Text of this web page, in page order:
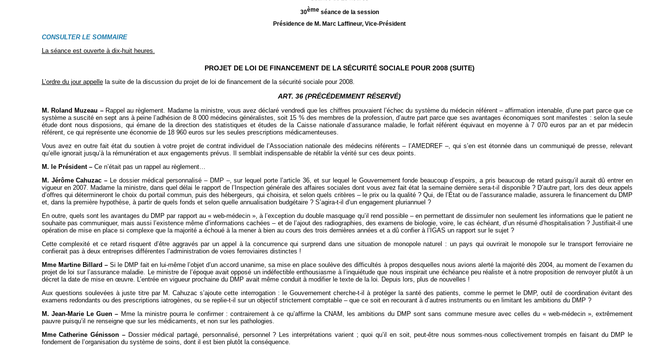
30èmeséance de la session
Présidence de M. Marc Laffineur, Vice-Président
CONSULTER LE SOMMAIRE
La séance est ouverte à dix-huit heures.
PROJET DE LOI DE FINANCEMENT DE LA SÉCURITÉ SOCIALE POUR 2008 (SUITE)
L’ordre du jour appellela suite de la discussion du projet de loi de financement de la sécurité sociale pour 2008.
ART. 36 (PRÉCÉDEMMENT RÉSERVÉ)
M. Roland Muzeau –Rappel au règlement. Madame la ministre, vous avez déclaré vendredi que les chiffres prouvaient l’échec du système du médecin référent – affirmation intenable, d’une part parce que ce
système a suscité en sept ans à peine l’adhésion de 8 000 médecins généralistes, soit 15 % des membres de la profession, d’autre part parce que ses avantages économiques sont manifestes : selon la seule
étude dont nous disposions, qui émane de la direction des statistiques et études de la Caisse nationale d’assurance maladie, le forfait référent équivaut en moyenne à 7 070 euros par an et par médecin
référent, ce qui représente une économie de 18 960 euros sur les seules prescriptions médicamenteuses.
Vous avez en outre fait état du soutien à votre projet de contrat individuel de l’Association nationale des médecins référents – l’AMEDREF –, qui s’en est étonnée dans un communiqué de presse, relevant
qu’elle ignorait jusqu’à la rémunération et aux engagements prévus. Il semblait indispensable de rétablir la vérité sur ces deux points.
M. le Président –Ce n’était pas un rappel au règlement…
M. Jérôme Cahuzac – Le dossier médical personnalisé – DMP –, sur lequel porte l’article 36, et sur lequel le Gouvernement fonde beaucoup d’espoirs, a pris beaucoup de retard puisqu’il aurait dû entrer en
vigueur en 2007. Madame la ministre, dans quel délai le rapport de l’Inspection générale des affaires sociales dont vous avez fait état la semaine dernière sera-t-il disponible ? D’autre part, lors des deux appels
d’offres qui détermineront le choix du portail commun, puis des hébergeurs, qui choisira, et selon quels critères – le prix ou la qualité ? Qui, de l’État ou de l’assurance maladie, assurera le financement du DMP
et, dans la première hypothèse, à partir de quels fonds et selon quelle annualisation budgétaire ? S’agira-t-il d’un engagement pluriannuel ?
En outre, quels sont les avantages du DMP par rapport au « web-médecin », à l’exception du double masquage qu’il rend possible – en permettant de dissimuler non seulement les informations que le patient ne
souhaite pas communiquer, mais aussi l’existence même d’informations cachées – et de l’ajout des radiographies, des examens de biologie, voire, le cas échéant, d’un résumé d’hospitalisation ? Justifiait-il une
opération de mise en place si complexe que la majorité a échoué à la mener à bien au cours des trois dernières années et a dû confier à l’IGAS un rapport sur le sujet ?
Cette complexité et ce retard risquent d’être aggravés par un appel à la concurrence qui surprend dans une situation de monopole naturel : un pays qui ouvrirait le monopole sur le transport ferroviaire ne
confierait pas à deux entreprises différentes l’administration de voies ferroviaires distinctes !
Mme Martine Billard –Si le DMP fait en lui-même l’objet d’un accord unanime, sa mise en place soulève des difficultés à propos desquelles nous avions alerté la majorité dès 2004, au moment de l’examen du
projet de loi sur l’assurance maladie. Le ministre de l’époque avait opposé un indéfectible enthousiasme à l’inquiétude que nous inspirait une échéance peu réaliste et à notre proposition de renvoyer plutôt à un
décret la date de mise en œuvre. L’entrée en vigueur prochaine du DMP avait même conduit à modifier le texte de la loi. Depuis lors, plus de nouvelles !
Aux questions soulevées à juste titre par M. Cahuzac s’ajoute cette interrogation : le Gouvernement cherche-t-il à protéger la santé des patients, comme le permet le DMP, outil de coordination évitant des
examens redondants ou des prescriptions iatrogènes, ou se replie-t-il sur un objectif strictement comptable – que ce soit en recourant à d’autres instruments ou en limitant les ambitions du DMP ?
M. Jean-Marie Le Guen – Mme la ministre pourra le confirmer : contrairement à ce qu’affirme la CNAM, les ambitions du DMP sont sans commune mesure avec celles du « web-médecin », extrêmement
pauvre puisqu’il ne renseigne que sur les médicaments, et non sur les pathologies.
Mme Catherine Génisson – Dossier médical partagé, personnalisé, personnel ? Les interprétations varient ; quoi qu’il en soit, peut-être nous sommes-nous collectivement trompés en faisant du DMP le
fondement de l’organisation du système de soins, dont il est bien plutôt la conséquence.